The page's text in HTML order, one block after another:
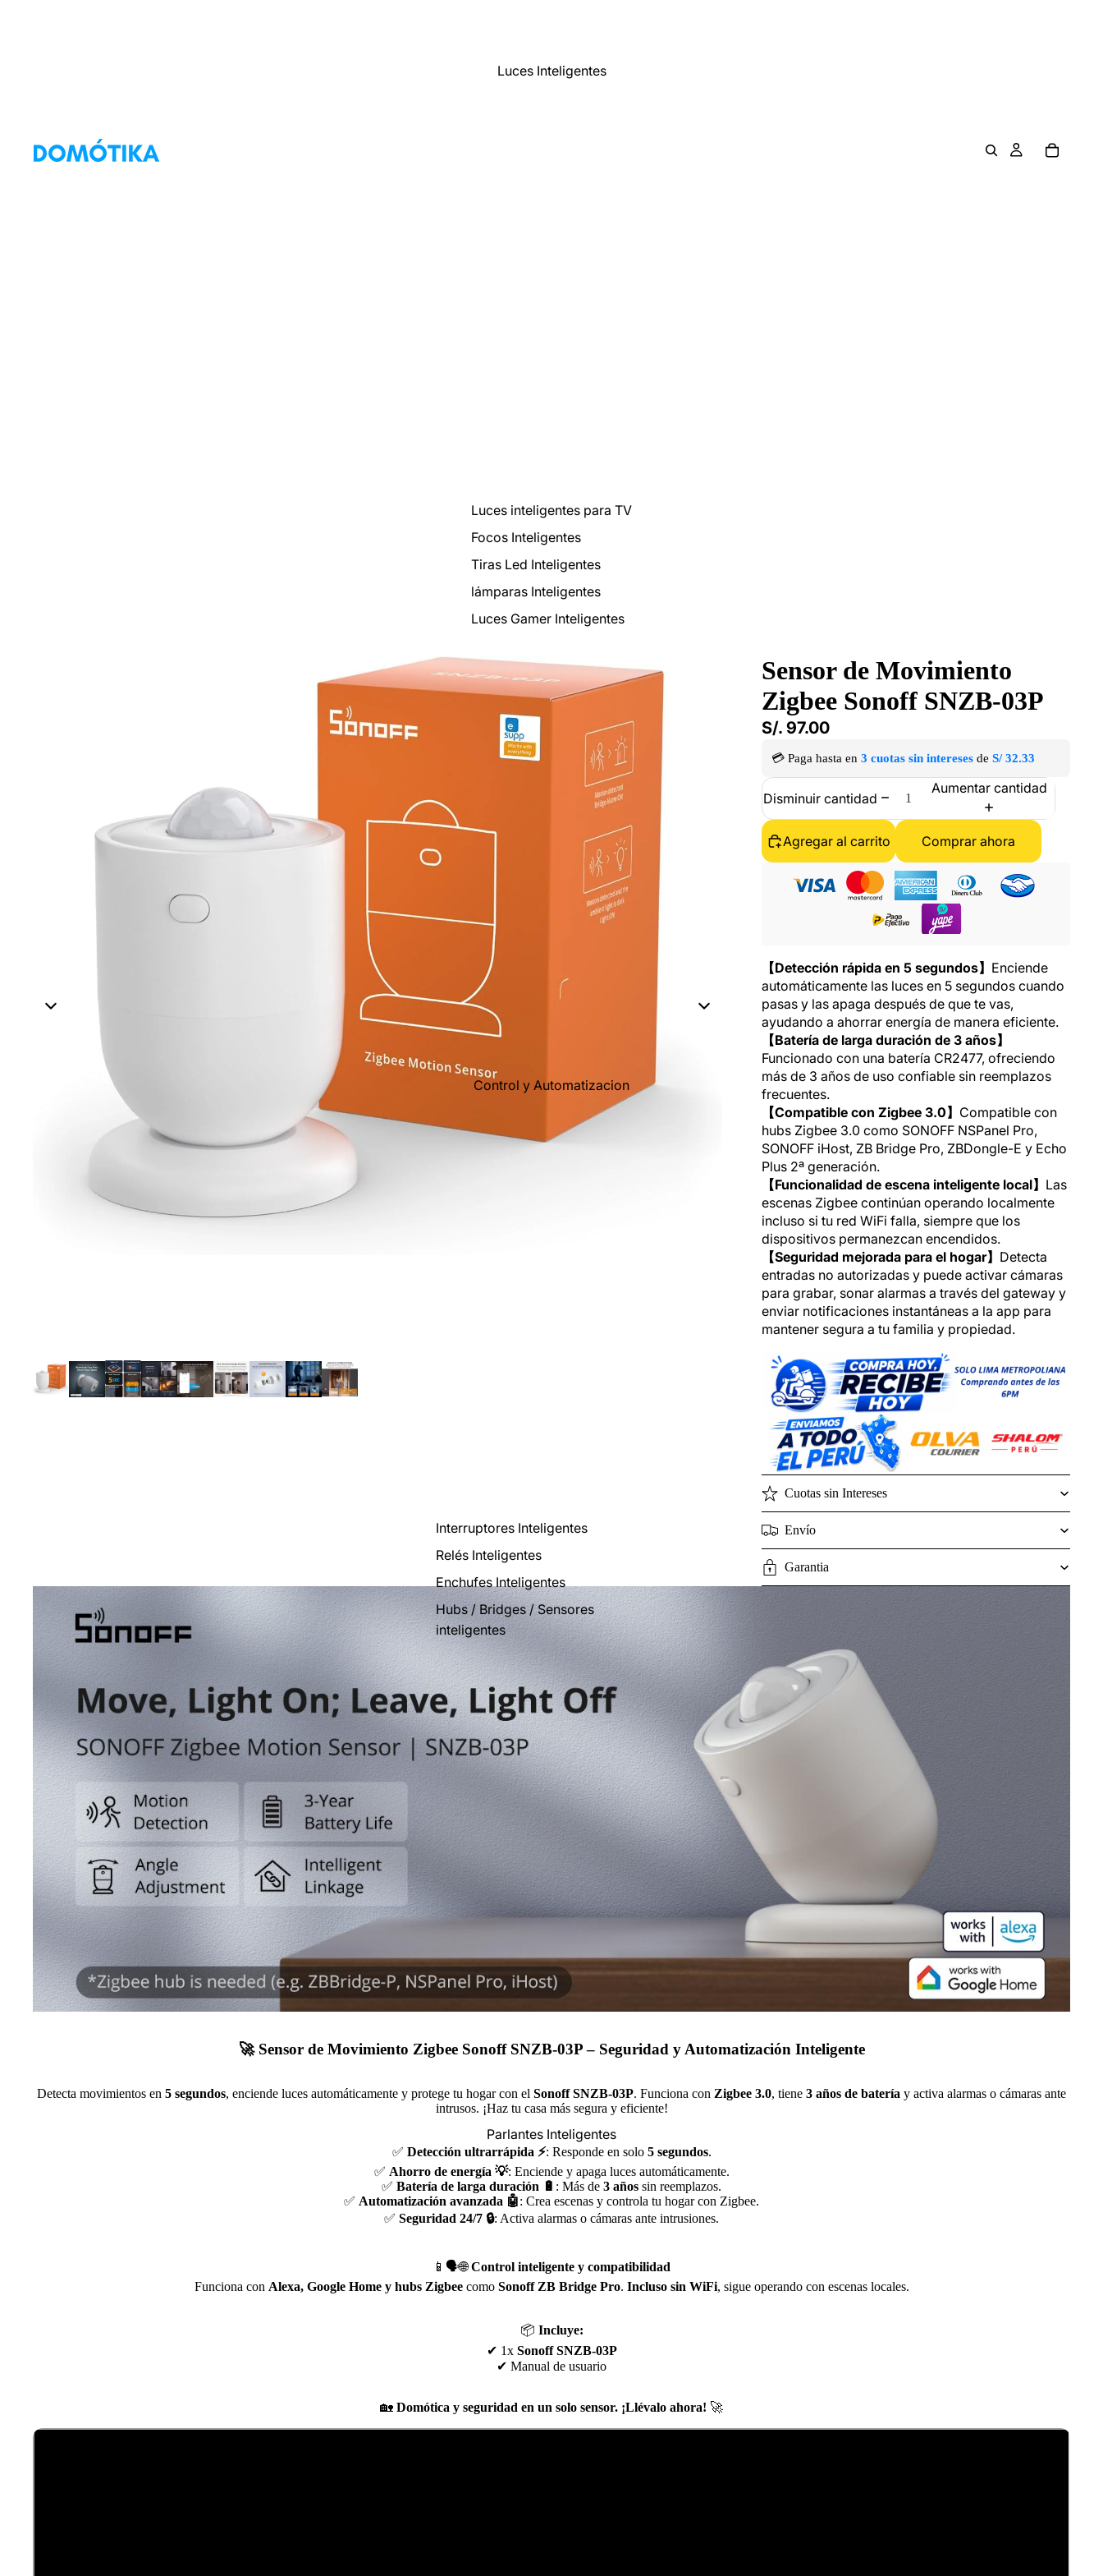
Luces Inteligentes
Luces inteligentes para TV
Focos Inteligentes
Tiras Led Inteligentes
lámparas Inteligentes
Luces Gamer Inteligentes
Control y Automatizacion
Interruptores Inteligentes
Relés Inteligentes
Enchufes Inteligentes
Hubs / Bridges / Sensores
inteligentes
Parlantes Inteligentes
Sensor de Movimiento
Zigbee Sonoff SNZB-03P
S/. 97.00
💳 Paga hasta en 3 cuotas sin intereses de S/ 32.33
Disminuir cantidad
Aumentar cantidad
Agregar al carrito Comprar ahora
【Detección rápida en 5 segundos】 Enciende
automáticamente las luces en 5 segundos cuando
pasas y las apaga después de que te vas,
ayudando a ahorrar energía de manera eficiente.
【Batería de larga duración de 3 años】
Funcionado con una batería CR2477, ofreciendo
más de 3 años de uso confiable sin reemplazos
frecuentes.
【Compatible con Zigbee 3.0】 Compatible con
hubs Zigbee 3.0 como SONOFF NSPanel Pro,
SONOFF iHost, ZB Bridge Pro, ZBDongle-E y Echo
Plus 2ª generación.
【Funcionalidad de escena inteligente local】 Las
escenas Zigbee continúan operando localmente
incluso si tu red WiFi falla, siempre que los
dispositivos permanezcan encendidos.
【Seguridad mejorada para el hogar】 Detecta
entradas no autorizadas y puede activar cámaras
para grabar, sonar alarmas a través del gateway y
enviar notificaciones instantáneas a la app para
mantener segura a tu familia y propiedad.
Cuotas sin Intereses
Envío
Garantia
🚀 Sensor de Movimiento Zigbee Sonoff SNZB-03P – Seguridad y Automatización Inteligente
Detecta movimientos en 5 segundos, enciende luces automáticamente y protege tu hogar con el Sonoff SNZB-03P. Funciona con Zigbee 3.0, tiene 3 años de batería y activa alarmas o cámaras ante
intrusos. ¡Haz tu casa más segura y eficiente!
✅ Detección ultrarrápida ⚡: Responde en solo 5 segundos.
✅ Ahorro de energía 💡: Enciende y apaga luces automáticamente.
✅ Batería de larga duración 🔋 : Más de 3 años sin reemplazos.
✅ Automatización avanzada 🤖: Crea escenas y controla tu hogar con Zigbee.
✅ Seguridad 24/7 🔒: Activa alarmas o cámaras ante intrusiones.
📱🗣🌐Control inteligente y compatibilidad
Funciona con Alexa, Google Home y hubs Zigbeecomo Sonoff ZB Bridge Pro. Incluso sin WiFi, sigue operando con escenas locales.
📦 Incluye:
✔ 1x Sonoff SNZB-03P
✔ Manual de usuario
🏡 Domótica y seguridad en un solo sensor. ¡Llévalo ahora! 🚀